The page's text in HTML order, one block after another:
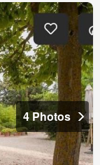
4 Photos